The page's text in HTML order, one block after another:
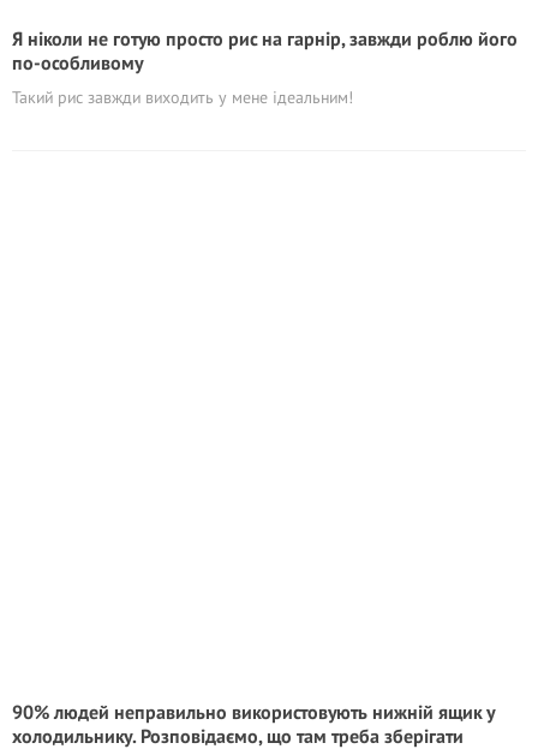
Я ніколи не готую просто рис на гарнір, завжди роблю його
по-особливому
Такий рис завжди виходить у мене ідеальним!
90% людей неправильно використовують нижній ящик у
холодильнику. Розповідаємо, що там треба зберігати